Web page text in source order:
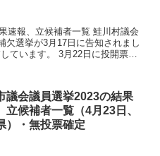
速報、立候補者一覧 鮭川村議会
欠選挙が3月17日に告知されまし
ています。 3月22日に投開票の
議会議員選挙2023の結果
立候補者一覧（4月23日、
）・無投票確定